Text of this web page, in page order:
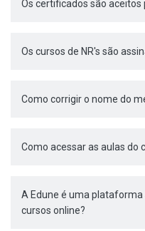
Os certificados são aceitos
Os cursos de NR's são
Como corrigir o nome do
Como acessar as aulas do
A Edune é uma
cursos online?